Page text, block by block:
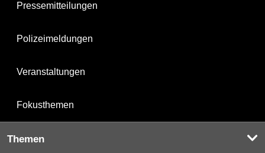
Pressemitteilungen
Polizeimeldungen
Veranstaltungen
Fokusthemen
Themen